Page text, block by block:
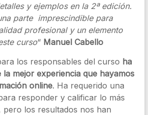
y ejemplos en la 2ª edición.
parte imprescindible para
profesional y un elemento
curso“Manuel Cabello
los responsables del curso ha
la mejor experiencia que hayamos
online. Ha requerido una
responder y calificar lo más
pero los resultados nos han